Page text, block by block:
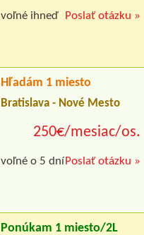
voľné ihneď Poslať otázku »
Hľadám 1 miesto
Bratislava - Nové Mesto
250€/mesiac/os.
voľné o 5 dníPoslať otázku »
Ponúkam 1 miesto/2L